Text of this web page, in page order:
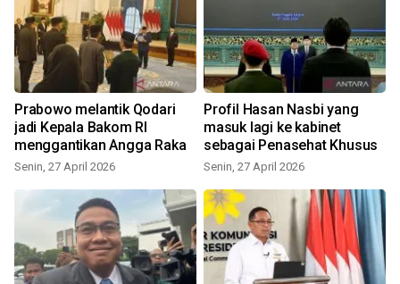
Prabowo melantik Qodari
jadi Kepala Bakom RI
menggantikan Angga Raka
Senin, 27 April 2026
Profil Hasan Nasbi yang
masuk lagi ke kabinet
sebagai Penasehat Khusus
Senin, 27 April 2026